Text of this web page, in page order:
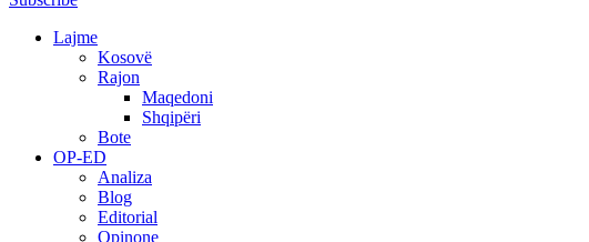
Lajme
Kosovë
Rajon
Maqedoni
Shqipëri
Bote
OP-ED
Analiza
Blog
Editorial
Opinone